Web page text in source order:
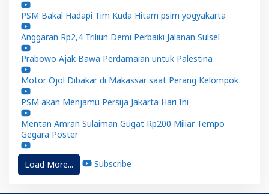
PSM Bakal Hadapi Tim Kuda Hitam psim yogyakarta
Anggaran Rp2,4 Triliun Demi Perbaiki Jalanan Sulsel
Prabowo Ajak Bawa Perdamaian untuk Palestina
Motor Ojol Dibakar di Makassar saat Perang Kelompok
PSM akan Menjamu Persija Jakarta Hari Ini
Mentan Amran Sulaiman Gugat Rp200 Miliar Tempo
Gegara Poster
Load More... Subscribe